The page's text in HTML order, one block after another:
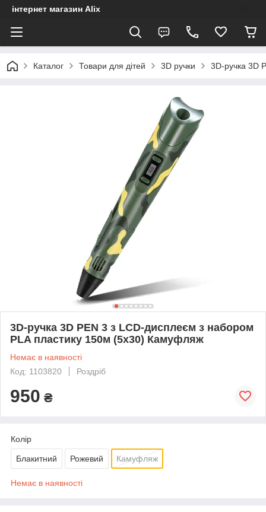
інтернет магазин Alix
Каталог Товари для дітей 3D ручки 3D-ручка 3D
3D-ручка 3D PEN 3 з LCD-дисплеєм з набором
PLA пластику 150м (5х30) Камуфляж
Немає в наявності
Код: 1103820
Роздріб
950 ₴
Колір
Блакитний Рожевий Камуфляж
Немає в наявності